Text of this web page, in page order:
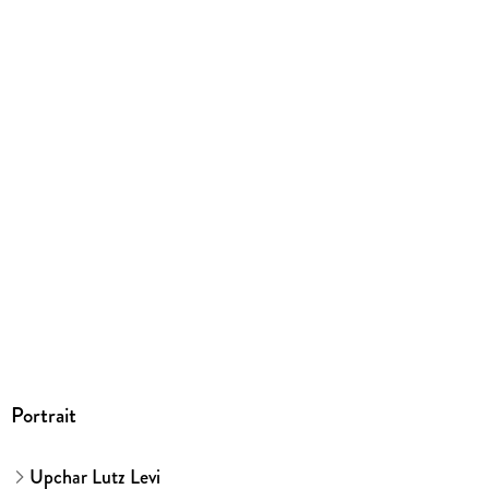
Portrait
Upchar Lutz Levi